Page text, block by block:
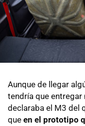
Aunque de llegar
tendría que
declaraba el M3 del
que en el prototipo